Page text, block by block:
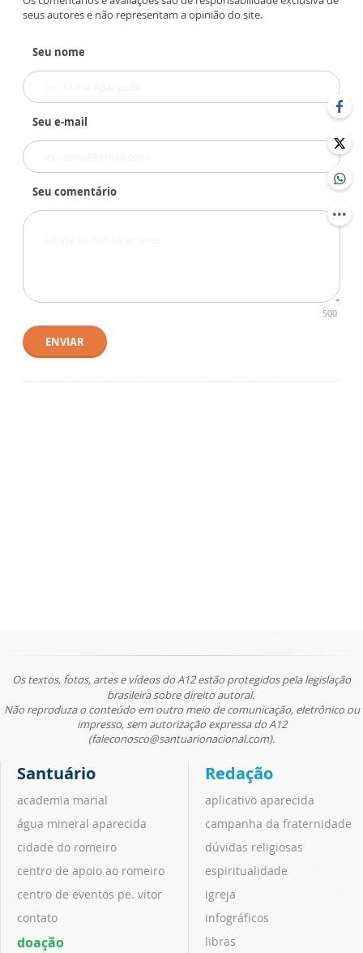
seus autores e não representam a opinião do site.
Seu nome
Seu e-mail
Seu comentário
500
ENVIAR
Os textos, fotos, artes e vídeos do A12 estão protegidos pela legislação
brasileira sobre direito autoral.
Não reproduza o conteúdo em outro meio de comunicação, eletrônico ou
impresso, sem autorização expressa do A12
(faleconosco@santuarionacional.com).
Santuário
academia marial
água mineral aparecida
cidade do romeiro
centro de apoio ao romeiro
centro de eventos pe. vitor
contato
doação
Redação
aplicativo aparecida
campanha da fraternidade
dúvidas religiosas
espiritualidade
igreja
infográficos
libras